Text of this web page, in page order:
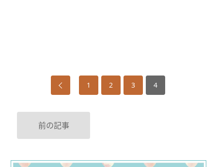
1 2 3 4
前の記事